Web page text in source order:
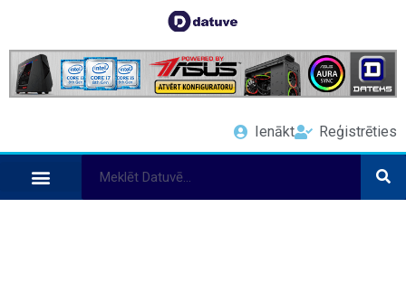
Ienākt Reģistrēties